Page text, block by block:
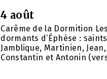
4 août
Carême de la Dormition
dormants d’Éphèse :
Jamblique, Martinien,
Constantin et Antonin